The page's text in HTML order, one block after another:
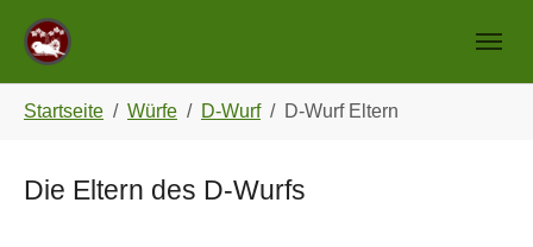
Startseite Würfe D-Wurf D-Wurf Eltern
Die Eltern des D-Wurfs